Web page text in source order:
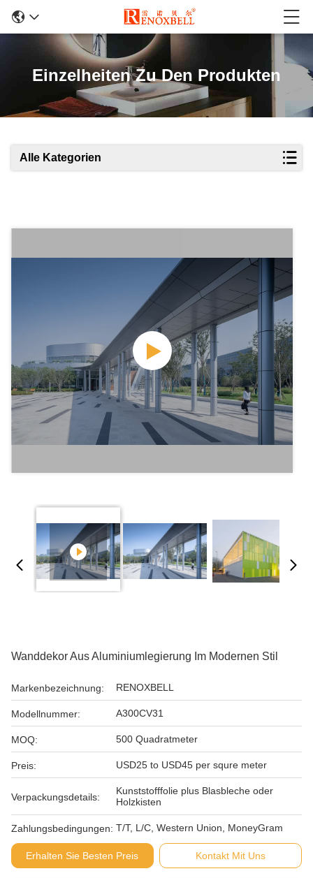
Einzelheiten Zu Den Produkten
Alle Kategorien
Wanddekor Aus Aluminiumlegierung Im Modernen Stil
Markenbezeichnung: RENOXBELL
Modellnummer: A300CV31
MOQ: 500 Quadratmeter
Preis: USD25 to USD45 per squre meter
Verpackungsdetails:
Kunststofffolie plus Blasbleche oder
Holzkisten
Zahlungsbedingungen: T/T, L/C, Western Union, MoneyGram
Erhalten Sie Besten Preis Kontakt Mit Uns